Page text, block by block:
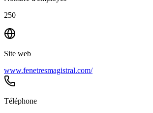
250
Site web
www.fenetresmagistral.com/
Téléphone